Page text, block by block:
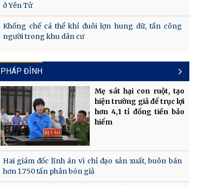
ở Yên Tử
Khống chế cá thể khỉ đuôi lợn hung dữ, tấn công
người trong khu dân cư
PHÁP ĐÌNH
Mẹ sát hại con ruột, tạo
hiện trường giả để trục lợi
hơn 4,1 tỉ đồng tiền bảo
hiểm
Hai giám đốc lĩnh án vì chỉ đạo sản xuất, buôn bán
hơn 1.750 tấn phân bón giả